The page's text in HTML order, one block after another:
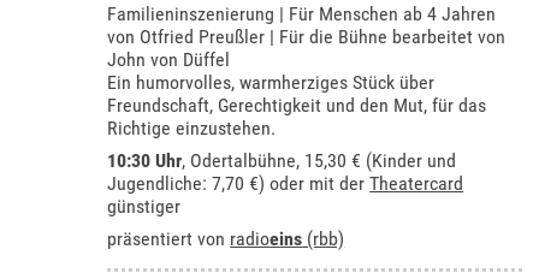
Familieninszenierung | Für Menschen ab 4 Jahren
von Otfried Preußler | Für die Bühne bearbeitet von
John von Düffel
Ein humorvolles, warmherziges Stück über
Freundschaft, Gerechtigkeit und den Mut, für das
Richtige einzustehen.
10:30 Uhr, Odertalbühne, 15,30 € (Kinder und
Jugendliche: 7,70 €) oder mit derTheatercard
günstiger
präsentiert von radioeins (rbb)